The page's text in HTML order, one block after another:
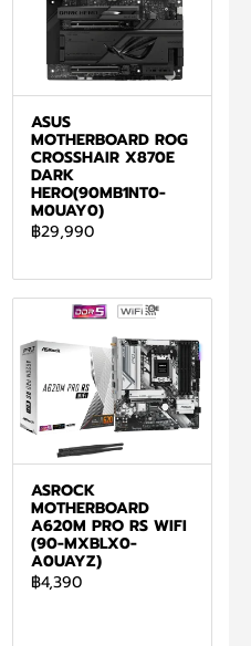
ASUS
MOTHERBOARD ROG
CROSSHAIR X870E
DARK
HERO(90MB1NT0-
M0UAY0)
฿29,990
ASROCK
MOTHERBOARD
A620M PRO RS WIFI
(90-MXBLX0-
A0UAYZ)
฿4,390